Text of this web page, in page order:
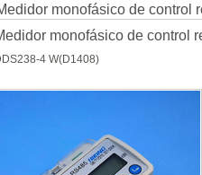
monofásico de control
monofásico de control
4 W(D1408)